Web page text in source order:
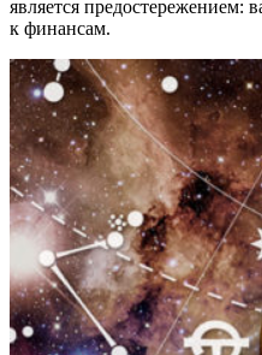
является предостережением:
к финансам.